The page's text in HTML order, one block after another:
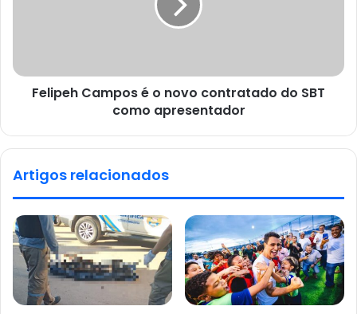
Felipeh Campos é o novo contratado do SBT
como apresentador
Artigos relacionados